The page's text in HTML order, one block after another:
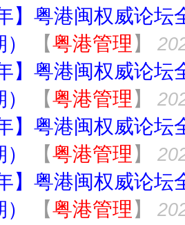
年】粤港闽权威论
【粤港管理 】
年】粤港闽权威论
【粤港管理 】
年】粤港闽权威论
【粤港管理 】
年】粤港闽权威论
【粤港管理 】